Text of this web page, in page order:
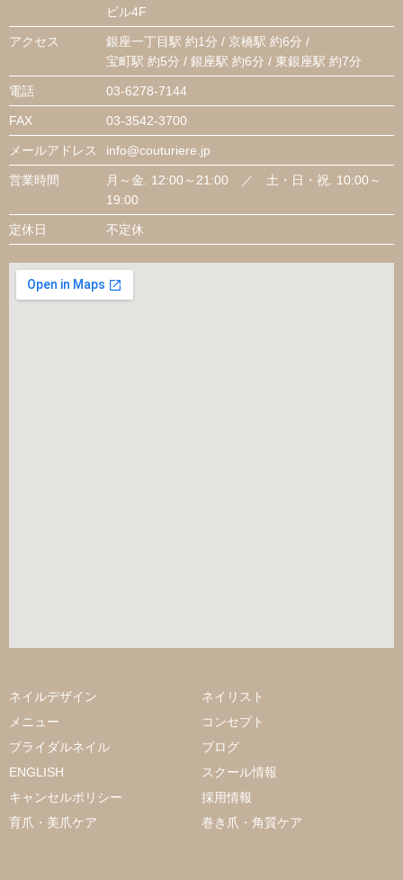
ビル4F
アクセス
銀座一丁目駅 約1分 / 京橋駅 約6分 /
宝町駅 約5分 / 銀座駅 約6分 / 東銀座駅 約7分
電話 03-6278-7144
FAX 03-3542-3700
メールアドレス info@couturiere.jp
営業時間
月～金. 12:00～21:00 ／ 土・日・祝. 10:00～
19:00
定休日 不定休
ネイルデザイン
ネイリスト
メニュー
コンセプト
ブライダルネイル
ブログ
ENGLISH
スクール情報
キャンセルポリシー
採用情報
育爪・美爪ケア
巻き爪・角質ケア